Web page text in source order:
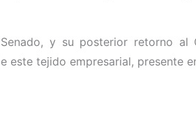
y su posterior retorno
tejido empresarial, presente